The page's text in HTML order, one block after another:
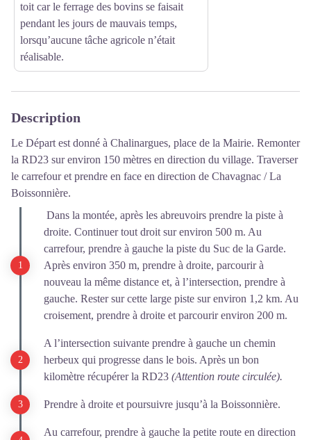
toit car le ferrage des bovins se faisait
pendant les jours de mauvais temps,
lorsqu’aucune tâche agricole n’était
réalisable.
Description
Le Départ est donné à Chalinargues, place de la Mairie. Remonter
la RD23 sur environ 150 mètres en direction du village. Traverser
le carrefour et prendre en face en direction de Chavagnac / La
Boissonnière.
Dans la montée, après les abreuvoirs prendre la piste à
droite. Continuer tout droit sur environ 500 m. Au
carrefour, prendre à gauche la piste du Suc de la Garde.
Après environ 350 m, prendre à droite, parcourir à
nouveau la même distance et, à l’intersection, prendre à
gauche. Rester sur cette large piste sur environ 1,2 km. Au
croisement, prendre à droite et parcourir environ 200 m.
A l’intersection suivante prendre à gauche un chemin
herbeux qui progresse dans le bois. Après un bon
kilomètre récupérer la RD23 (Attention route circulée).
Prendre à droite et poursuivre jusqu’à la Boissonnière.
Au carrefour, prendre à gauche la petite route en direction